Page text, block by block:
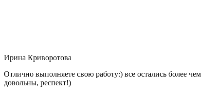
Ирина Криворотова
Отлично выполняете свою работу:) все остались более чем
довольны, респект!)